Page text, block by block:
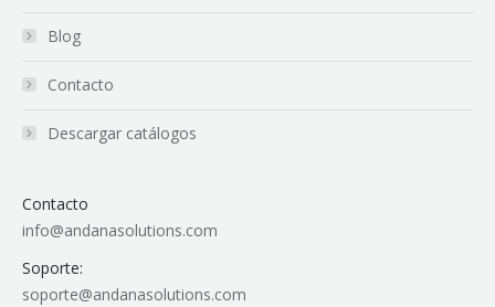
Blog
Contacto
Descargar catálogos
Contacto
info@andanasolutions.com
Soporte:
soporte@andanasolutions.com